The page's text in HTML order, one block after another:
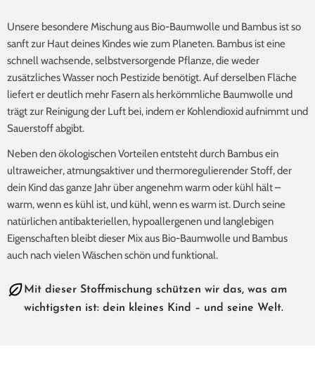
Unsere besondere Mischung aus Bio-Baumwolle und Bambus ist so
sanft zur Haut deines Kindes wie zum Planeten. Bambus ist eine
schnell wachsende, selbstversorgende Pflanze, die weder
zusätzliches Wasser noch Pestizide benötigt. Auf derselben Fläche
liefert er deutlich mehr Fasern als herkömmliche Baumwolle und
trägt zur Reinigung der Luft bei, indem er Kohlendioxid aufnimmt und
Sauerstoff abgibt.
Neben den ökologischen Vorteilen entsteht durch Bambus ein
ultraweicher, atmungsaktiver und thermoregulierender Stoff, der
dein Kind das ganze Jahr über angenehm warm oder kühl hält –
warm, wenn es kühl ist, und kühl, wenn es warm ist. Durch seine
natürlichen antibakteriellen, hypoallergenen und langlebigen
Eigenschaften bleibt dieser Mix aus Bio-Baumwolle und Bambus
auch nach vielen Wäschen schön und funktional.
Mit dieser Stoffmischung schützen wir das, was am
wichtigsten ist: dein kleines Kind – und seine Welt.